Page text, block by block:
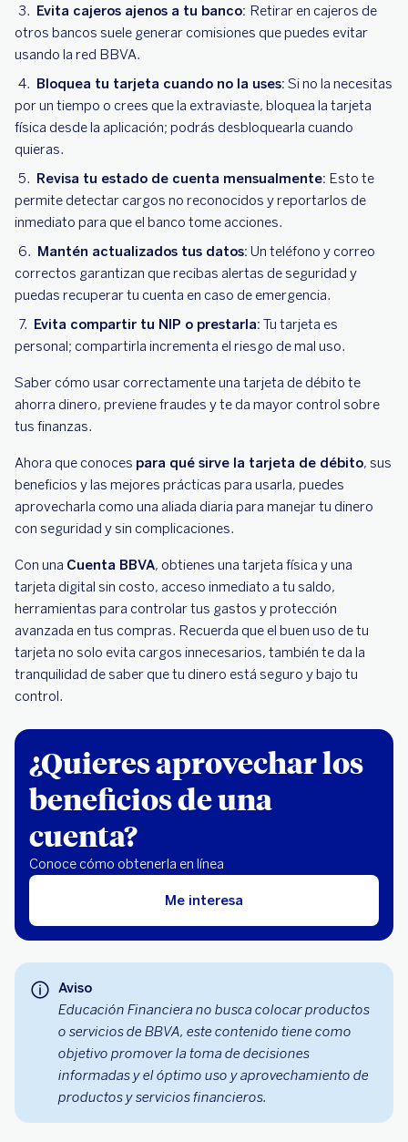
Evita cajeros ajenos a tu banco: Retirar en cajeros de
otros bancos suele generar comisiones que puedes evitar
usando la red BBVA.
Bloquea tu tarjeta cuando no la uses: Si no la necesitas
por un tiempo o crees que la extraviaste, bloquea la tarjeta
física desde la aplicación; podrás desbloquearla cuando
quieras.
Revisa tu estado de cuenta mensualmente: Esto te
permite detectar cargos no reconocidos y reportarlos de
inmediato para que el banco tome acciones.
Mantén actualizados tus datos: Un teléfono y correo
correctos garantizan que recibas alertas de seguridad y
puedas recuperar tu cuenta en caso de emergencia.
Evita compartir tu NIP o prestarla: Tu tarjeta es
personal; compartirla incrementa el riesgo de mal uso.
Saber cómo usar correctamente una tarjeta de débito te
ahorra dinero, previene fraudes y te da mayor control sobre
tus finanzas.
Ahora que conoces para qué sirve la tarjeta de débito, sus
beneficios y las mejores prácticas para usarla, puedes
aprovecharla como una aliada diaria para manejar tu dinero
con seguridad y sin complicaciones.
Con una Cuenta BBVA, obtienes una tarjeta física y una
tarjeta digital sin costo, acceso inmediato a tu saldo,
herramientas para controlar tus gastos y protección
avanzada en tus compras. Recuerda que el buen uso de tu
tarjeta no solo evita cargos innecesarios, también te da la
tranquilidad de saber que tu dinero está seguro y bajo tu
control.
¿Quieres aprovechar los
beneficios de una
cuenta?
Conoce cómo obtenerla en línea
Me interesa
Aviso
Educación Financiera no busca colocar productos
o servicios de BBVA, este contenido tiene como
objetivo promover la toma de decisiones
informadas y el óptimo uso y aprovechamiento de
productos y servicios financieros.